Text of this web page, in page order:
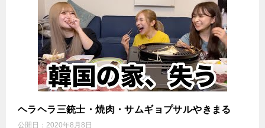
ヘラヘラ三銃士・焼肉・サムギョプサルやきまる
公開日： 2020年8月8日